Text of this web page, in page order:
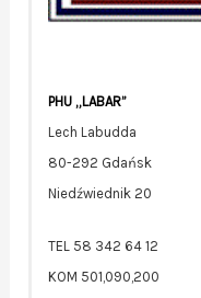
PHU „LABAR”
Lech Labudda
80-292 Gdańsk
Niedźwiednik 20
TEL 58 342 64 12
KOM 501,090,200